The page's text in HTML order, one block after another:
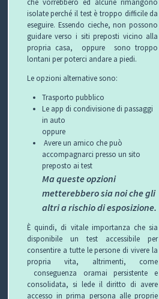
isolate perché il test è troppo difficile da
eseguire. Essendo cieche, non possono
guidare verso i siti preposti vicino alla
propria casa,
oppure sono troppo
lontani per poterci andare a piedi.
Le opzioni alternative sono:
Trasporto pubblico
Le app di condivisione di passaggi
in auto
oppure
Avere un amico che può
accompagnarci presso un sito
preposto ai test
Ma queste opzioni
metterebbero sia noi che gli
altri a rischio di esposizione.
È quindi, di vitale importanza che sia
disponibile un test accessibile per
consentire a tutte le persone di vivere la
propria vita, altrimenti, come
conseguenza oramai persistente e
consolidata, si lede il diritto di avere
accesso in prima persona alle proprie